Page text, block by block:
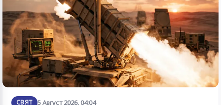
СВЯТ 5 Август 2026, 04:04